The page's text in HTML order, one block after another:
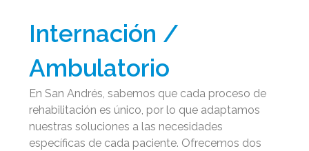
Internación /
Ambulatorio
En San Andrés, sabemos que cada proceso de
rehabilitación es único, por lo que adaptamos
nuestras soluciones a las necesidades
específicas de cada paciente. Ofrecemos dos